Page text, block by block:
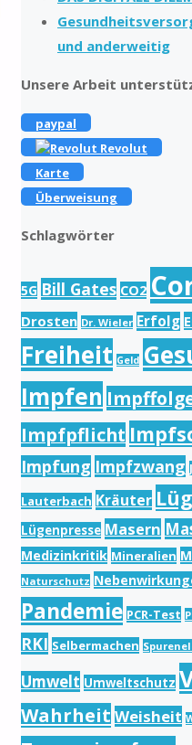
und anderweitig
Unsere Arbeit
paypal
Revolut
Karte
Überweisung
Schlagwörter
5G Bill Gates CO2
Drosten Dr. Wieler Erfolg
Freiheit Geld
Impfen
Impfpflicht
Impfung Impfzwang
Lauterbach Kräuter
Lügenpresse Masern
Medizinkritik Mineralien
Naturschutz
Pandemie PCR-Test
RKI Selbermachen
Umwelt Umweltschutz
Wahrheit Weisheit